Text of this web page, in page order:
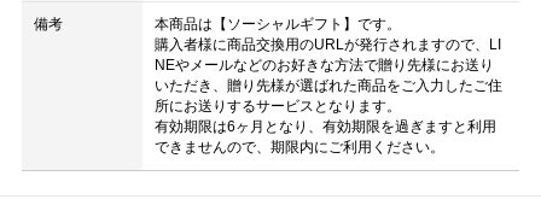
備考
本商品は【ソーシャルギフト】です。
購入者様に商品交換用のURLが発行されますので、LI
NEやメールなどのお好きな方法で贈り先様にお送り
いただき、贈り先様が選ばれた商品をご入力したご住
所にお送りするサービスとなります。
有効期限は6ヶ月となり、有効期限を過ぎますと利用
できませんので、期限内にご利用ください。